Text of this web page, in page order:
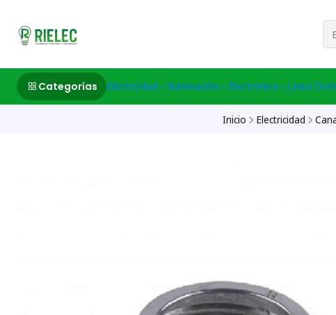
Categorías Electricidad Iluminación Electronica Linea
Inicio Electricidad